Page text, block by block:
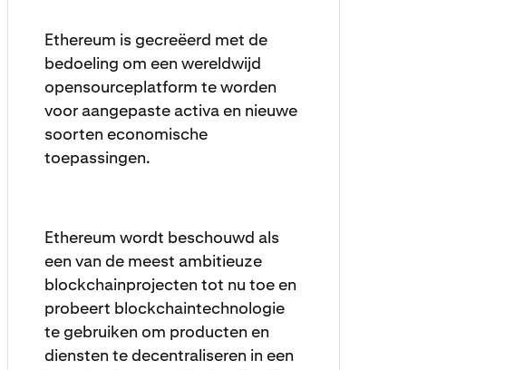
Ethereum is gecreëerd met de
bedoeling om een wereldwijd
opensourceplatform te worden
voor aangepaste activa en nieuwe
soorten economische
toepassingen.
Ethereum wordt beschouwd als
een van de meest ambitieuze
blockchainprojecten tot nu toe en
probeert blockchaintechnologie
te gebruiken om producten en
diensten te decentraliseren in een